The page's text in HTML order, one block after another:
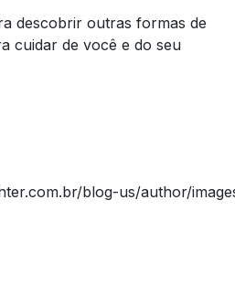
descobrir outras formas de
cuidar de você e do seu